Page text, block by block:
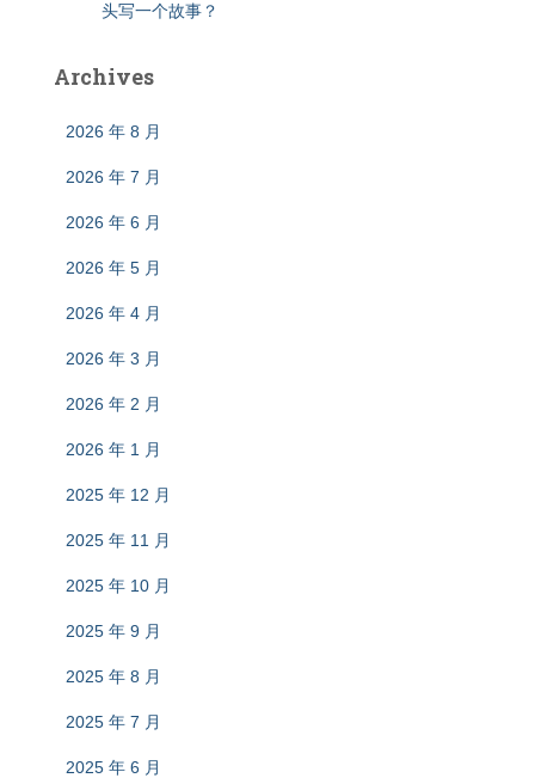
头写一个故事？
Archives
2026 年 8 月
2026 年 7 月
2026 年 6 月
2026 年 5 月
2026 年 4 月
2026 年 3 月
2026 年 2 月
2026 年 1 月
2025 年 12 月
2025 年 11 月
2025 年 10 月
2025 年 9 月
2025 年 8 月
2025 年 7 月
2025 年 6 月